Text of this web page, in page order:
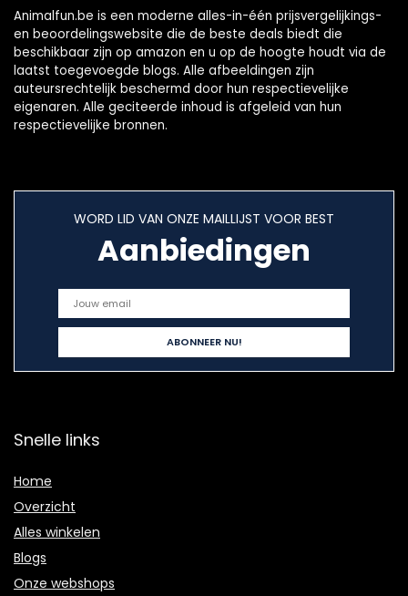
Animalfun.be is een moderne alles-in-één prijsvergelijkings-
en beoordelingswebsite die de beste deals biedt die
beschikbaar zijn op amazon en u op de hoogte houdt via de
laatst toegevoegde blogs. Alle afbeeldingen zijn
auteursrechtelijk beschermd door hun respectievelijke
eigenaren. Alle geciteerde inhoud is afgeleid van hun
respectievelijke bronnen.
WORD LID VAN ONZE MAILLIJST VOOR BEST
Aanbiedingen
Snelle links
Home
Overzicht
Alles winkelen
Blogs
Onze webshops